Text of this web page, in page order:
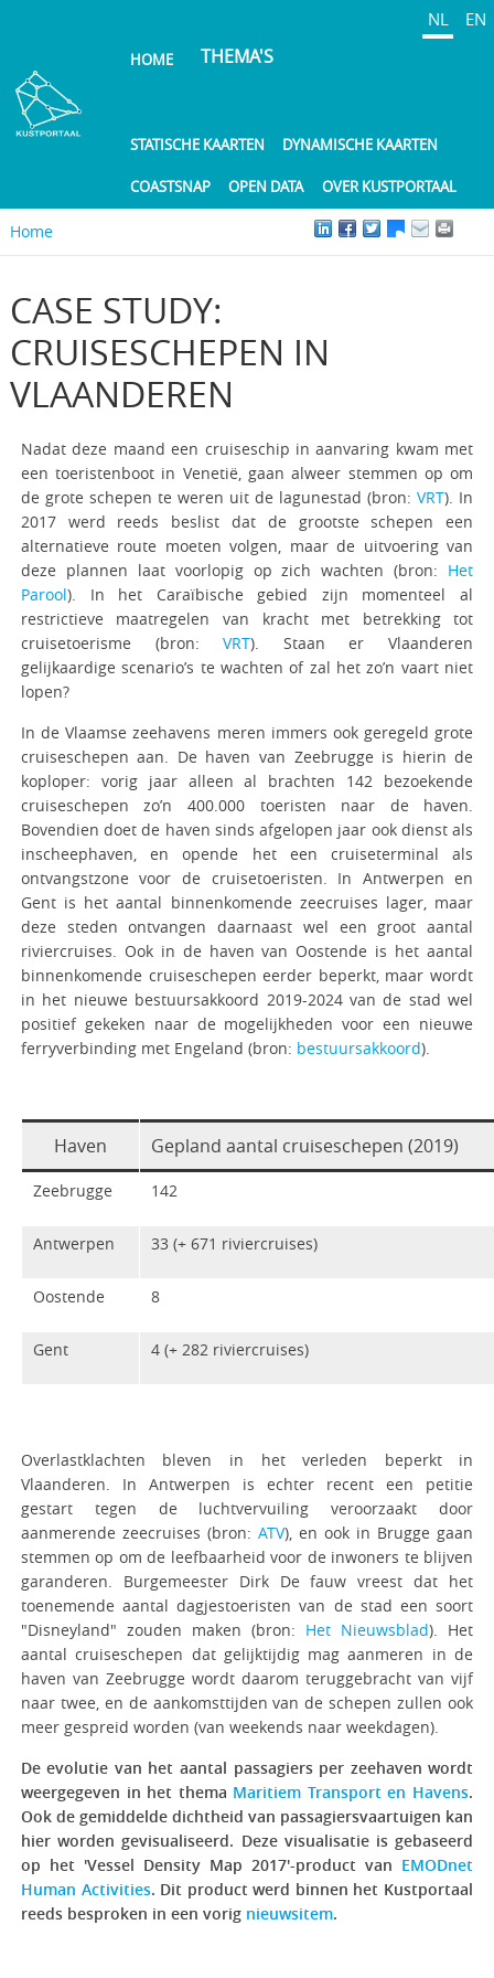
de
inhoud
gaan
NL EN
HOME THEMA'S
STATISCHE KAARTEN DYNAMISCHE KAARTEN
COASTSNAP OPEN DATA OVER KUSTPORTAAL
Home
CASE STUDY:
CRUISESCHEPEN IN
VLAANDEREN
Nadat deze maand een cruiseschip in aanvaring kwam met
een toeristenboot in Venetië, gaan alweer stemmen op om
de grote schepen te weren uit de lagunestad (bron:VRT). In
2017 werd reeds beslist dat de grootste schepen een
alternatieve route moeten volgen, maar de uitvoering van
deze plannen laat voorlopig op zich wachten (bron: Het
Parool). In het Caraïbische gebied zijn momenteel al
restrictieve maatregelen van kracht met betrekking tot
cruisetoerisme (bron:VRT). Staan er Vlaanderen
gelijkaardige scenario’s te wachten of zal het zo’n vaart niet
lopen?
In de Vlaamse zeehavens meren immers ook geregeld grote
cruiseschepen aan. De haven van Zeebrugge is hierin de
koploper: vorig jaar alleen al brachten 142 bezoekende
cruiseschepen zo’n 400.000 toeristen naar de haven.
Bovendien doet de haven sinds afgelopen jaar ook dienst als
inscheephaven, en opende het een cruiseterminal als
ontvangstzone voor de cruisetoeristen. In Antwerpen en
Gent is het aantal binnenkomende zeecruises lager, maar
deze steden ontvangen daarnaast wel een groot aantal
riviercruises. Ook in de haven van Oostende is het aantal
binnenkomende cruiseschepen eerder beperkt, maar wordt
in het nieuwe bestuursakkoord 2019-2024 van de stad wel
positief gekeken naar de mogelijkheden voor een nieuwe
ferryverbinding met Engeland (bron: bestuursakkoord).
Haven Gepland aantal cruiseschepen (2019)
Zeebrugge 142
Antwerpen 33 (+ 671 riviercruises)
Oostende 8
Gent 4 (+ 282 riviercruises)
Overlastklachten bleven in het verleden beperkt in
Vlaanderen. In Antwerpen is echter recent een petitie
gestart tegen de luchtvervuiling veroorzaakt door
aanmerende zeecruises (bron: ATV), en ook in Brugge gaan
stemmen op om de leefbaarheid voor de inwoners te blijven
garanderen. Burgemeester Dirk De fauw vreest dat het
toenemende aantal dagjestoeristen van de stad een soort
"Disneyland" zouden maken (bron: Het Nieuwsblad). Het
aantal cruiseschepen dat gelijktijdig mag aanmeren in de
haven van Zeebrugge wordt daarom teruggebracht van vijf
naar twee, en de aankomsttijden van de schepen zullen ook
meer gespreid worden (van weekends naar weekdagen).
De evolutie van het aantal passagiers per zeehaven wordt
weergegeven in het thema Maritiem Transport en Havens.
Ook de gemiddelde dichtheid van passagiersvaartuigen kan
hier worden gevisualiseerd. Deze visualisatie is gebaseerd
op het 'Vessel Density Map 2017'-product van EMODnet
Human Activities. Dit product werd binnen het Kustportaal
reeds besproken in een vorig nieuwsitem.